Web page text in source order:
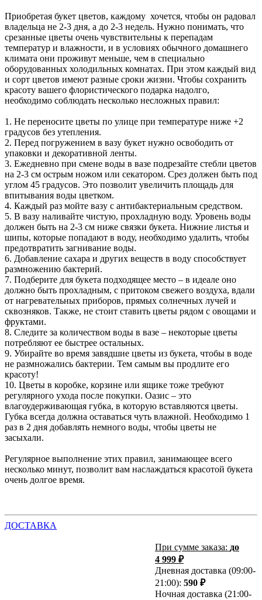
Приобретая букет цветов, каждому хочется, чтобы он радовал
владельца не 2-3 дня, а до 2-3 недель. Нужно понимать, что
срезанные цветы очень чувствительны к перепадам
температур и влажности, и в условиях обычного домашнего
климата они проживут меньше, чем в специально
оборудованных холодильных комнатах. При этом каждый вид
и сорт цветов имеют разные сроки жизни. Чтобы сохранить
красоту вашего флористического подарка надолго,
необходимо соблюдать несколько несложных правил:
1. Не переносите цветы по улице при температуре ниже +2
градусов без утепления.
2. Перед погружением в вазу букет нужно освободить от
упаковки и декоративной ленты.
3. Ежедневно при смене воды в вазе подрезайте стебли цветов
на 2-3 см острым ножом или секатором. Срез должен быть под
углом 45 градусов. Это позволит увеличить площадь для
впитывания воды цветком.
4. Каждый раз мойте вазу с антибактериальным средством.
5. В вазу наливайте чистую, прохладную воду. Уровень воды
должен быть на 2-3 см ниже связки букета. Нижние листья и
шипы, которые попадают в воду, необходимо удалить, чтобы
предотвратить загнивание воды.
6. Добавление сахара и других веществ в воду способствует
размножению бактерий.
7. Подберите для букета подходящее место – в идеале оно
должно быть прохладным, с притоком свежего воздуха, вдали
от нагревательных приборов, прямых солнечных лучей и
сквозняков. Также, не стоит ставить цветы рядом с овощами и
фруктами.
8. Следите за количеством воды в вазе – некоторые цветы
потребляют ее быстрее остальных.
9. Убирайте во время завядшие цветы из букета, чтобы в воде
не размножались бактерии. Тем самым вы продлите его
красоту!
10. Цветы в коробке, корзине или ящике тоже требуют
регулярного ухода после покупки. Оазис – это
влагоудерживающая губка, в которую вставляются цветы.
Губка всегда должна оставаться чуть влажной. Необходимо 1
раз в 2 дня добавлять немного воды, чтобы цветы не
засыхали.
Регулярное выполнение этих правил, занимающее всего
несколько минут, позволит вам наслаждаться красотой букета
очень долгое время.
ДОСТАВКА
При сумме заказа: до
4 999 ₽
Дневная доставка (09:00-
21:00): 590 ₽
Ночная доставка (21:00-